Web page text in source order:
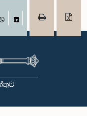
WhatsAppLinkedIn